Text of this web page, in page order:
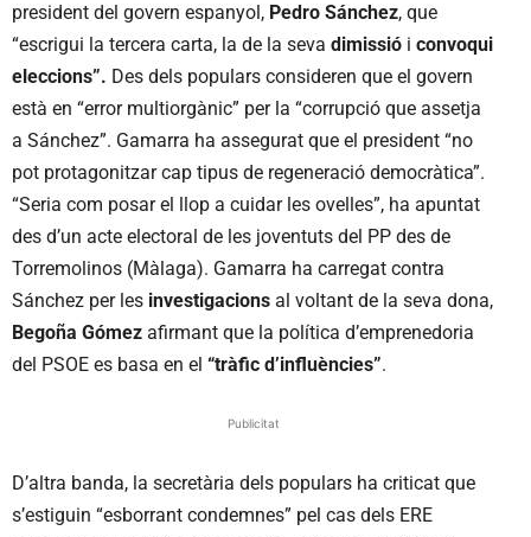
president del govern espanyol, Pedro Sánchez, que
“escrigui la tercera carta, la de la seva dimissió i convoqui
eleccions”. Des dels populars consideren que el govern
està en “error multiorgànic” per la “corrupció que assetja
a Sánchez”. Gamarra ha assegurat que el president “no
pot protagonitzar cap tipus de regeneració democràtica”.
“Seria com posar el llop a cuidar les ovelles”, ha apuntat
des d’un acte electoral de les joventuts del PP des de
Torremolinos (Màlaga). Gamarra ha carregat contra
Sánchez per les investigacions al voltant de la seva dona,
Begoña Gómez afirmant que la política d’emprenedoria
del PSOE es basa en el “tràfic d’influències”.
Publicitat
D’altra banda, la secretària dels populars ha criticat que
s’estiguin “esborrant condemnes” pel cas dels ERE